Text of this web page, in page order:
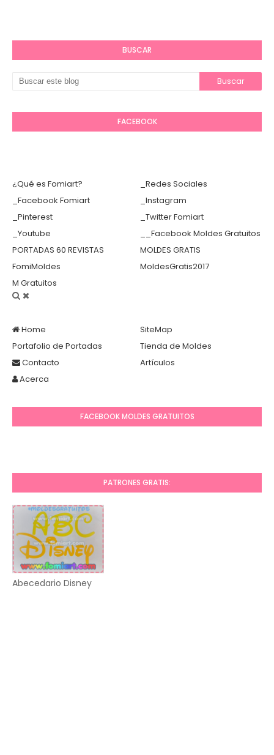
BUSCAR
FACEBOOK
¿Qué es Fomiart?
_Redes Sociales
_Facebook Fomiart
_Instagram
_Pinterest
_Twitter Fomiart
_Youtube
__Facebook Moldes Gratuitos
PORTADAS 60 REVISTAS
MOLDES GRATIS
FomiMoldes
MoldesGratis2017
M Gratuitos
Home
SiteMap
Portafolio de Portadas
Tienda de Moldes
Contacto
Artículos
Acerca
FACEBOOK MOLDES GRATUITOS
PATRONES GRATIS:
Abecedario Disney